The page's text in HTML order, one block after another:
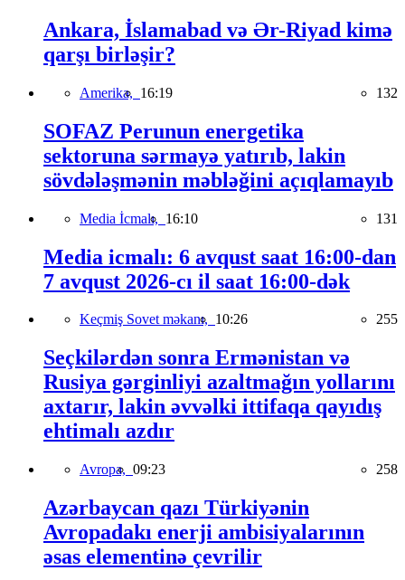
Ankara, İslamabad və Ər-Riyad kimə
qarşı birləşir?
Amerika, 16:19 132
SOFAZ Perunun energetika
sektoruna sərmayə yatırıb, lakin
sövdələşmənin məbləğini açıqlamayıb
Media İcmalı, 16:10 131
Media icmalı: 6 avqust saat 16:00-dan
7 avqust 2026-cı il saat 16:00-dək
Keçmiş Sovet məkanı, 10:26 255
Seçkilərdən sonra Ermənistan və
Rusiya gərginliyi azaltmağın yollarını
axtarır, lakin əvvəlki ittifaqa qayıdış
ehtimalı azdır
Avropa, 09:23 258
Azərbaycan qazı Türkiyənin
Avropadakı enerji ambisiyalarının
əsas elementinə çevrilir